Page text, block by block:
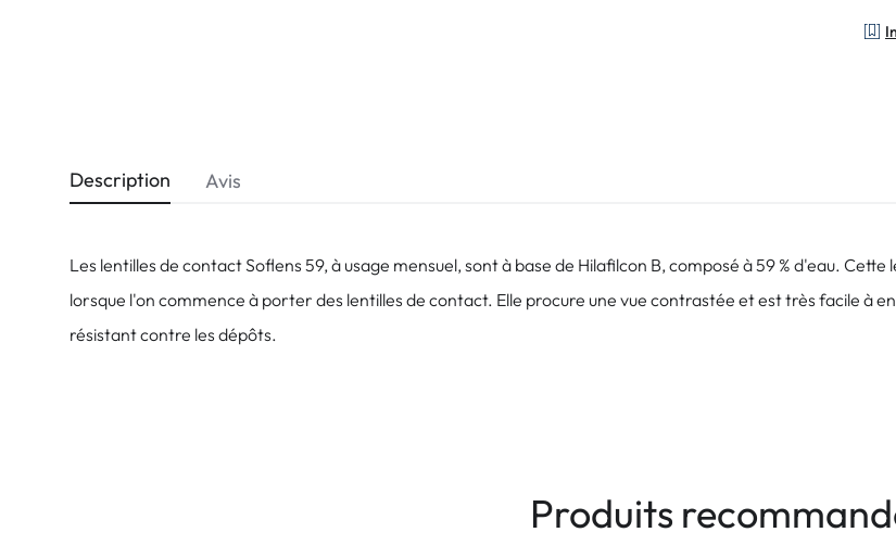
Description
Les lentilles de contact Soflens 59, à usage mensuel, sont à base de Hilafilcon B, composé à 59 % d'eau.
lorsque l'on commence à porter des lentilles de contact. Elle procure une vue contrastée et est très facile à
résistant contre les dépôts.
Avis
Produits